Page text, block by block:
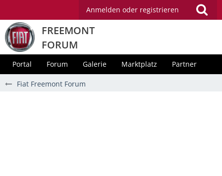
Anmelden oder registrieren
FREEMONT
FORUM
Portal Forum Galerie Marktplatz Partner
Fiat Freemont Forum